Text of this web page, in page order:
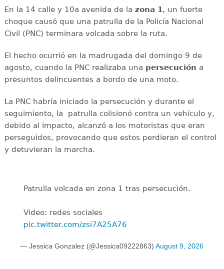
En la 14 calle y 10a avenida de la zona 1, un fuerte
choque causó que una patrulla de la Policía Nacional
Civil (PNC) terminara volcada sobre la ruta.
El hecho ocurrió en la madrugada del domingo 9 de
agosto, cuando la PNC realizaba una persecución a
presuntos delincuentes a bordo de una moto.
La PNC habría iniciado la persecución y durante el
seguimiento, la patrulla colisionó contra un vehículo y,
debido al impacto, alcanzó a los motoristas que eran
perseguidos, provocando que estos perdieran el control
y detuvieran la marcha.
Patrulla volcada en zona 1 tras persecución.
Video: redes sociales
pic.twitter.com/zsi7A25A76
— Jessica Gonzalez (@Jessica09222863) August 9, 2026